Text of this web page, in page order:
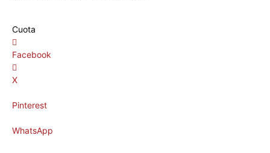
Cuota
Facebook
X
Pinterest
WhatsApp